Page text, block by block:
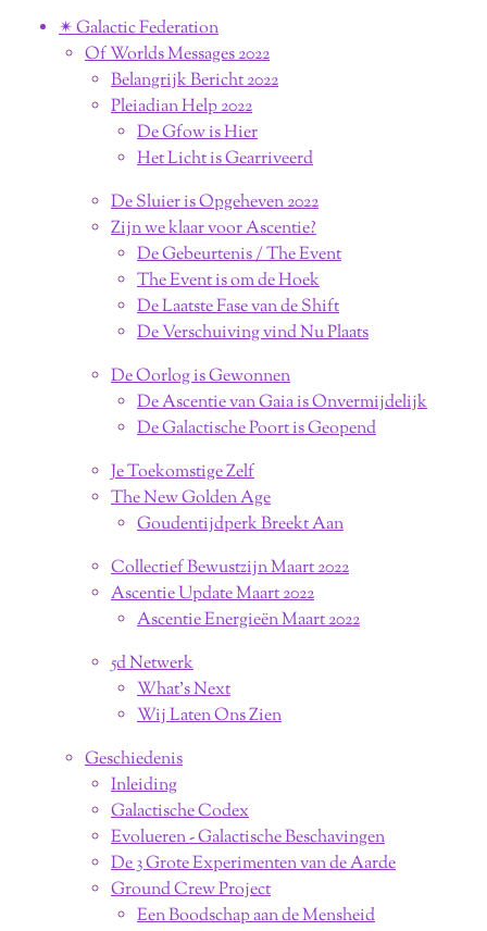
✴︎ Galactic Federation
Of Worlds Messages 2022
Belangrijk Bericht 2022
Pleiadian Help 2022
De Gfow is Hier
Het Licht is Gearriveerd
De Sluier is Opgeheven 2022
Zijn we klaar voor Ascentie?
De Gebeurtenis / The Event
The Event is om de Hoek
De Laatste Fase van de Shift
De Verschuiving vind Nu Plaats
De Oorlog is Gewonnen
De Ascentie van Gaia is Onvermijdelijk
De Galactische Poort is Geopend
Je Toekomstige Zelf
The New Golden Age
Goudentijdperk Breekt Aan
Collectief Bewustzijn Maart 2022
Ascentie Update Maart 2022
Ascentie Energieën Maart 2022
5d Netwerk
What's Next
Wij Laten Ons Zien
Geschiedenis
Inleiding
Galactische Codex
Evolueren - Galactische Beschavingen
De 3 Grote Experimenten van de Aarde
Ground Crew Project
Een Boodschap aan de Mensheid